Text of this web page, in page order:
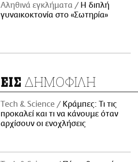
Αληθινά εγκλήματα
Η διπλή
γυναικοκτονία στο «Σωτηρία»
ΔΗΜΟΦΙΛΗ
Τech & Science
Κράμπες: Τι τις
προκαλεί και τι να κάνουμε όταν
αρχίσουν οι ενοχλήσεις